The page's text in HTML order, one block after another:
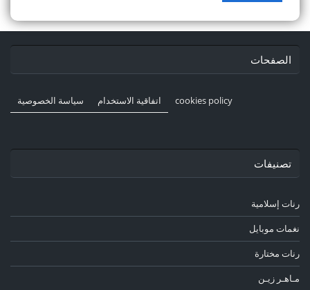
الصفحات
سياسة الخصوصية اتفاقية الاستخدام cookies policy
تصنيفات
رنات إسلامية
نغمات موبايل
رنات مختارة
مـاهـر زيـن